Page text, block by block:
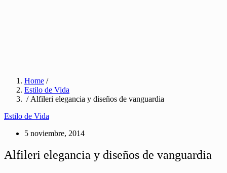
Home /
Estilo de Vida
/ Alfileri elegancia y diseños de vanguardia
Estilo de Vida
5 noviembre, 2014
Alfileri elegancia y diseños de vanguardia